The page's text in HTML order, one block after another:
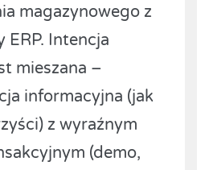
magazynowego z
ERP. Intencja
mieszana –
informacyjna (jak
z wyraźnym
(demo,